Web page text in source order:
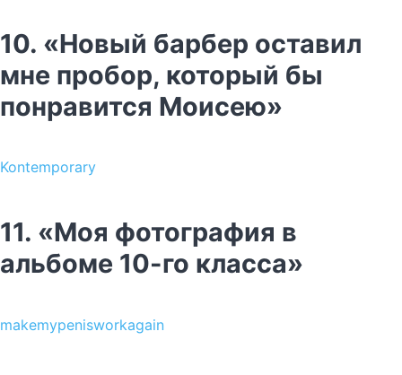
10. «Новый барбер оставил
мне пробор, который бы
понравится Моисею»
Kontemporary
11. «Моя фотография в
альбоме 10-го класса»
makemypenisworkagain